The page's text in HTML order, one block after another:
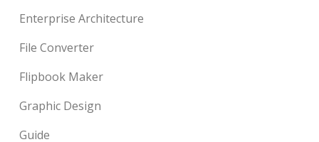
Enterprise Architecture
File Converter
Flipbook Maker
Graphic Design
Guide